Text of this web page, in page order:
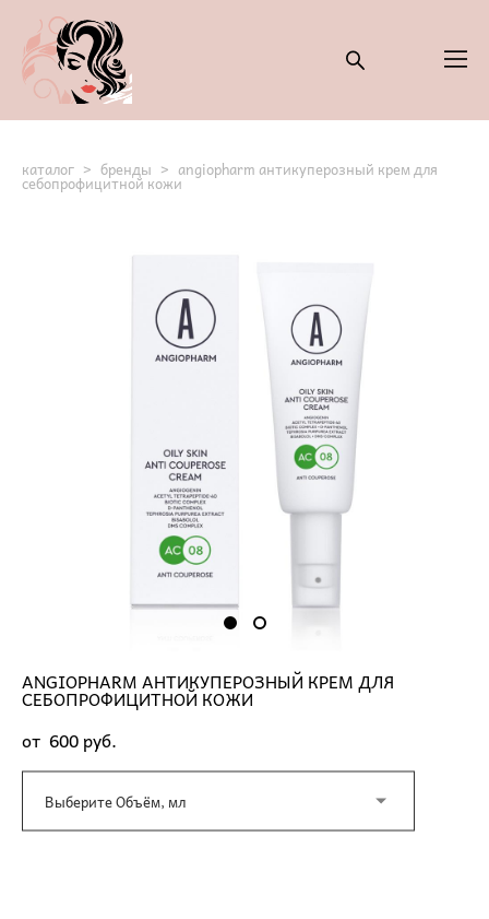
каталог > бренды > angiopharm антикуперозный крем для
себопрофицитной кожи
ANGIOPHARM АНТИКУПЕРОЗНЫЙ КРЕМ ДЛЯ
СЕБОПРОФИЦИТНОЙ КОЖИ
от 600 pуб.
Выберите Объём, мл